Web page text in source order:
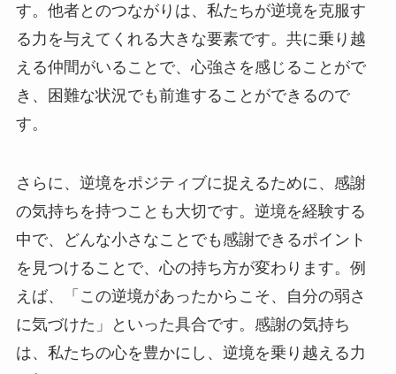
す。他者とのつながりは、私たちが逆境を克服す
る力を与えてくれる大きな要素です。共に乗り越
える仲間がいることで、心強さを感じることがで
き、困難な状況でも前進することができるので
す。
さらに、逆境をポジティブに捉えるために、感謝
の気持ちを持つことも大切です。逆境を経験する
中で、どんな小さなことでも感謝できるポイント
を見つけることで、心の持ち方が変わります。例
えば、「この逆境があったからこそ、自分の弱さ
に気づけた」といった具合です。感謝の気持ち
は、私たちの心を豊かにし、逆境を乗り越える力